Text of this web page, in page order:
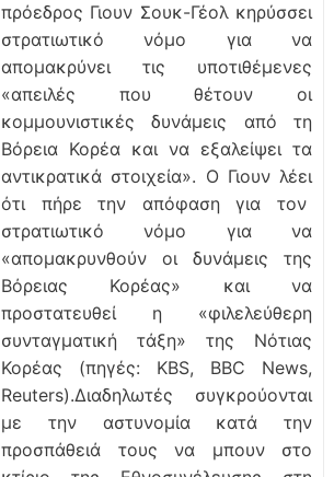
πρόεδρος Γιουν Σουκ-Γέολ κηρύσσει
στρατιωτικό νόμο για να
απομακρύνει τις υποτιθέμενες
«απειλές που θέτουν οι
κομμουνιστικές δυνάμεις από τη
Βόρεια Κορέα και να εξαλείψει τα
αντικρατικά στοιχεία». Ο Γιουν λέει
ότι πήρε την απόφαση για τον
στρατιωτικό νόμο για να
«απομακρυνθούν οι δυνάμεις της
Βόρειας Κορέας» και να
προστατευθεί η «φιλελεύθερη
συνταγματική τάξη» της Νότιας
Κορέας (πηγές: KBS, BBC News,
Reuters).Διαδηλωτές συγκρούονται
με την αστυνομία κατά την
προσπάθειά τους να μπουν στο